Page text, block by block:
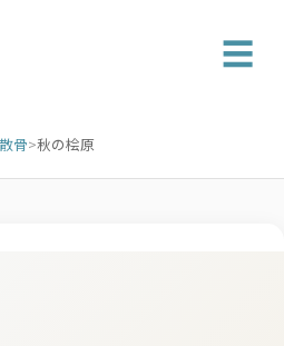
☰
骨>秋の桧原